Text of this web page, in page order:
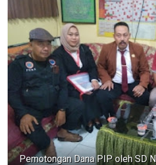
Pemotongan Dana PIP oleh SD